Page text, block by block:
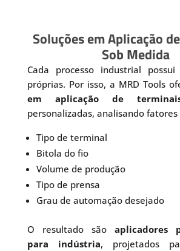
Soluções em Aplicação
Sob Medida
Cada processo industrial possui
próprias. Por isso, a MRD Tools
em aplicação de
personalizadas, analisando fatores
Tipo de terminal
Bitola do fio
Volume de produção
Tipo de prensa
Grau de automação desejado
O resultado sãoaplicadores
para indústria, projetados